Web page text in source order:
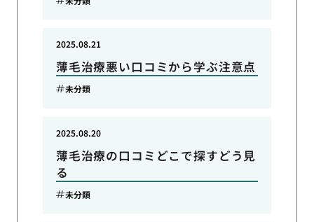
薄毛治療悪い口コミから学ぶ注意点
2025.08.21
未分類
薄毛治療の口コミどこで探すどう見
る
2025.08.20
未分類